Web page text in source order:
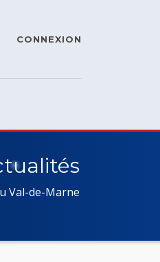
CONNEXION
Val-de-Marne